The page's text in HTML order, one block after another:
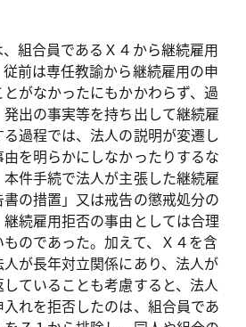
組合員であるＸ４から継続雇用
前は専任教諭から継続雇用の申
がなかったにもかかわらず、過
出の事実等を持ち出して継続雇
過程では、法人の説明が変遷し
を明らかにしなかったりするな
件手続で法人が主張した継続雇
の措置」又は戒告の懲戒処分の
続雇用拒否の事由としては合理
のであった。加えて、Ｘ４を含
が長年対立関係にあり、法人が
ていることも考慮すると、法人
れを拒否したのは、組合員であ